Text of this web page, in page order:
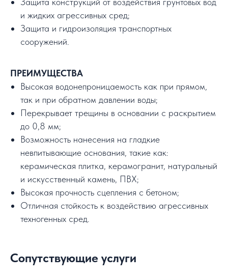
и жидких агрессивных сред;
Защита и гидроизоляция транспортных
сооружений.
ПРЕИМУЩЕСТВА
Высокая водонепроницаемость как при прямом,
так и при обратном давлении воды;
Перекрывает трещины в основании с раскрытием
до 0,8 мм;
Возможность нанесения на гладкие
невпитывающие основания, такие как:
керамическая плитка, керамогранит, натуральный
и искусственный камень, ПВХ;
Высокая прочность сцепления с бетоном;
Отличная стойкость к воздействию агрессивных
техногенных сред.
Сопутствующие услуги